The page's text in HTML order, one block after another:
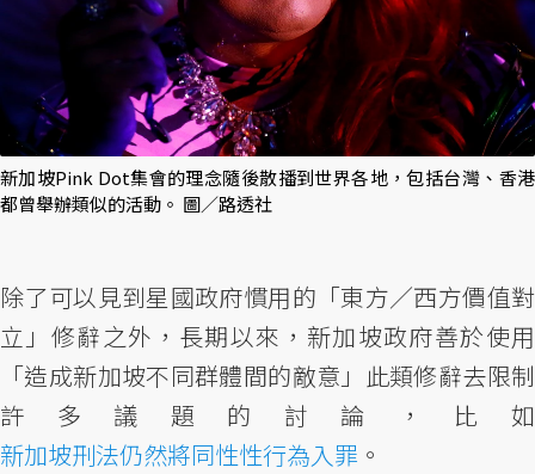
新加坡Pink Dot集會的理念隨後散播到世界各地，包括台灣、香港
都曾舉辦類似的活動。 圖／路透社
除了可以見到星國政府慣用的「東方／西方價值對
立」修辭之外，長期以來，新加坡政府善於使用
「造成新加坡不同群體間的敵意」此類修辭去限制
許多議題的討論，比如
新加坡刑法仍然將同性性行為入罪 。